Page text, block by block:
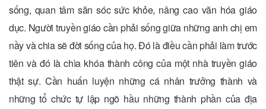
sống, quan tâm săn sóc sức khỏe, nâng cao văn hóa giáo
dục. Người truyền giáo cần phải sống giữa những anh chị em
nầy và chia sẽ đời sống của họ. Đó là điều cần phải làm trước
tiên và đó là chìa khóa thành công của một nhà truyền giáo
thật sự. Cần huấn luyện những cá nhân trưởng thành và
những tổ chức tự lập ngõ hầu những thành phần của địa